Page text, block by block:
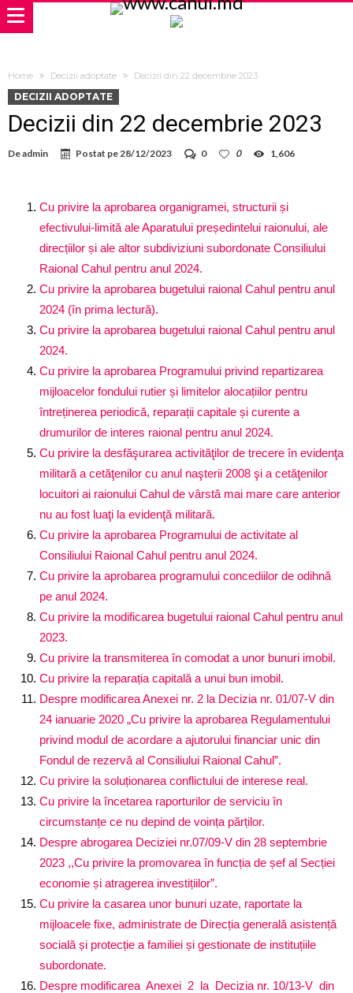
Home Decizii adoptate Decizii din 22 decembrie 2023
DECIZII ADOPTATE
Decizii din 22 decembrie 2023
Deadmin Postat pe28/12/2023 0 0 1,606
Cu privire la aprobarea organigramei, structurii și
efectivului-limită ale Aparatului președintelui raionului, ale
direcțiilor și ale altor subdiviziuni subordonate Consiliului
Raional Cahul pentru anul 2024.
Cu privire la aprobarea bugetului raional Cahul pentru anul
2024 (în prima lectură).
Cu privire la aprobarea bugetului raional Cahul pentru anul
2024.
Cu privire la aprobarea Programului privind repartizarea
mijloacelor fondului rutier și limitelor alocațiilor pentru
întreținerea periodică, reparații capitale și curente a
drumurilor de interes raional pentru anul 2024.
Cu privire la desfăşurarea activităţilor de trecere în evidenţa
militară a cetăţenilor cu anul naşterii 2008 şi a cetăţenilor
locuitori ai raionului Cahul de vârstă mai mare care anterior
nu au fost luaţi la evidenţă militară.
Cu privire la aprobarea Programului de activitate al
Consiliului Raional Cahul pentru anul 2024.
Cu privire la aprobarea programului concediilor de odihnă
pe anul 2024.
Cu privire la modificarea bugetului raional Cahul pentru anul
2023.
Cu privire la transmiterea în comodat a unor bunuri imobil.
Cu privire la reparația capitală a unui bun imobil.
Despre modificarea Anexei nr. 2 la Decizia nr. 01/07-V din
24 ianuarie 2020 „Cu privire la aprobarea Regulamentului
privind modul de acordare a ajutorului financiar unic din
Fondul de rezervă al Consiliului Raional Cahul”.
Cu privire la soluționarea conflictului de interese real.
Cu privire la încetarea raporturilor de serviciu în
circumstanțe ce nu depind de voința părților.
Despre abrogarea Deciziei nr.07/09-V din 28 septembrie
2023 ,,Cu privire la promovarea în funcția de șef al Secției
economie și atragerea investițiilor”.
Cu privire la casarea unor bunuri uzate, raportate la
mijloacele fixe, administrate de Direcția generală asistență
socială și protecție a familiei și gestionate de instituțiile
subordonate.
Despre modificarea Anexei 2 la Decizia nr. 10/13-V din